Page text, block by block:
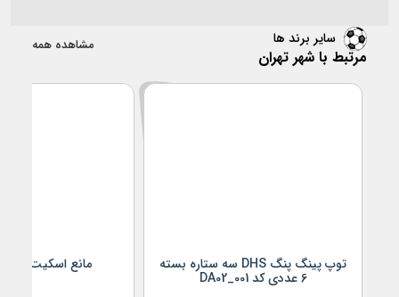
سایر برند ها
مرتبط با شهر تهران
مشاهده همه
توپ پینگ پنگ DHS سه ستاره بسته
6 عددی کد DA02_001
مانع اسکیت کد KA03_001